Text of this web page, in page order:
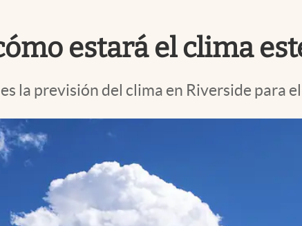
estará el clima
la previsión del clima en Riverside para